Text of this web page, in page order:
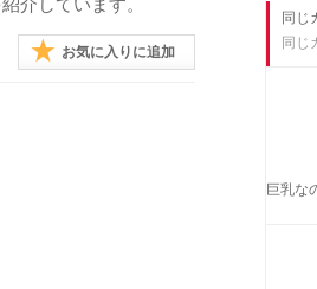
介しています。
お気に入りに追加
同じ
同じ
巨乳な